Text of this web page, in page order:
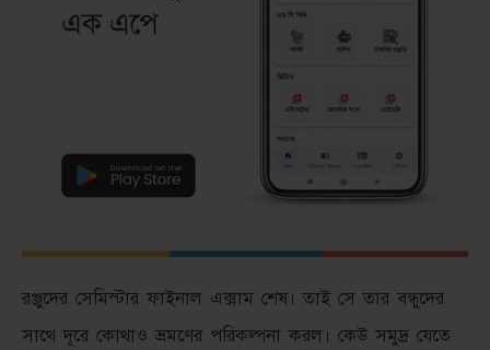
রঞ্জুদের সেমিস্টার ফাইনাল এক্সাম শেষ। তাই সে তার বন্ধুদের
সাথে দূরে কোথাও ভ্রমণের পরিকল্পনা করল। কেউ সমুদ্র যেতে